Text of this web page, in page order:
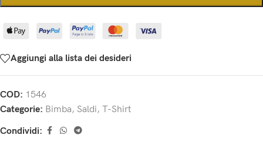
Aggiungi alla lista dei desideri
COD: 1546
Categorie: Bimba, Saldi, T-Shirt
Condividi: